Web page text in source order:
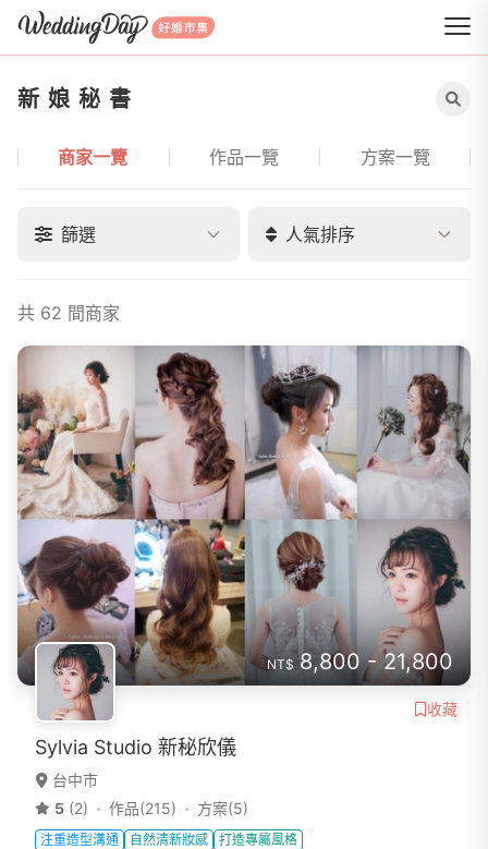
WeddingDay 好婚市集
新娘秘書
新娘秘書導覽
商家一覽 作品一覽 方案一覽
篩選 人氣排序
共 62 間商家
NT$ 8,800 - 21,800
收藏
Sylvia Studio 新秘欣儀
台中市
5 (2) 作品(215) 方案(5)
注重造型溝通 自然清新妝感 打造專屬風格